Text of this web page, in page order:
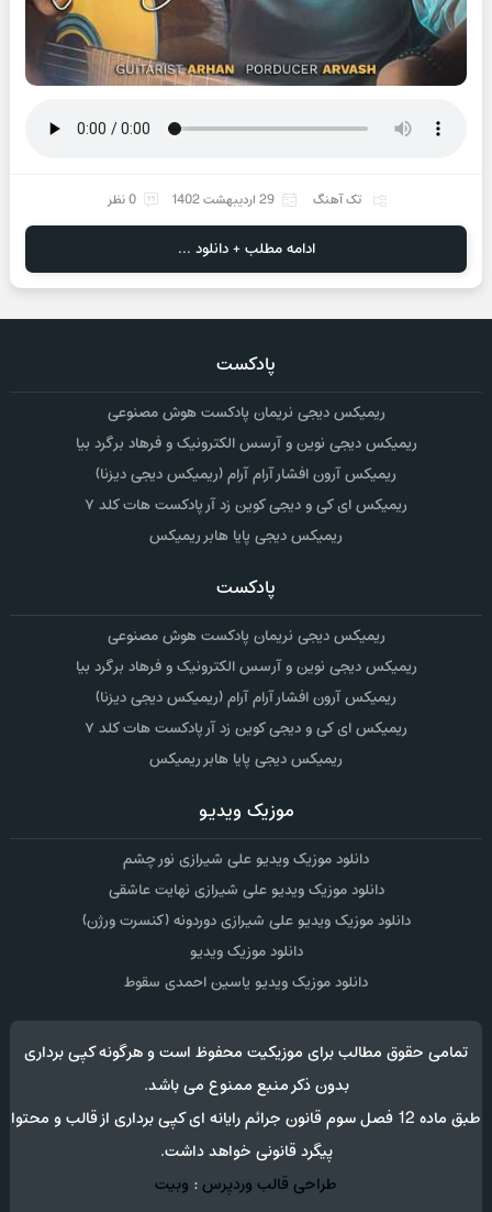
تک آهنگ 29 اردیبهشت 1402 0 نظر
ادامه مطلب + دانلود ...
پادکست
ریمیکس دیجی نریمان پادکست هوش مصنوعی
ریمیکس دیجی نوین و آرسس الکترونیک و فرهاد برگرد بیا
ریمیکس آرون افشار آرام آرام (ریمیکس دیجی دیزنا)
ریمیکس ای کی و دیجی کوین زد آر پادکست هات کلد ۷
ریمیکس دیجی پایا هابر ریمیکس
پادکست
ریمیکس دیجی نریمان پادکست هوش مصنوعی
ریمیکس دیجی نوین و آرسس الکترونیک و فرهاد برگرد بیا
ریمیکس آرون افشار آرام آرام (ریمیکس دیجی دیزنا)
ریمیکس ای کی و دیجی کوین زد آر پادکست هات کلد ۷
ریمیکس دیجی پایا هابر ریمیکس
موزیک ویدیو
دانلود موزیک ویدیو علی شیرازی نور چشم
دانلود موزیک ویدیو علی شیرازی نهایت عاشقی
دانلود موزیک ویدیو علی شیرازی دوردونه (کنسرت ورژن)
دانلود موزیک ویدیو
دانلود موزیک ویدیو یاسین احمدی سقوط
تمامی حقوق مطالب برای موزیکیت محفوظ است و هرگونه کپی برداری
بدون ذکر منبع ممنوع می باشد.
طبق ماده 12 فصل سوم قانون جرائم رایانه ای کپی برداری از قالب و محتوا
پیگرد قانونی خواهد داشت.
طراحی قالب وردپرس: وبیت